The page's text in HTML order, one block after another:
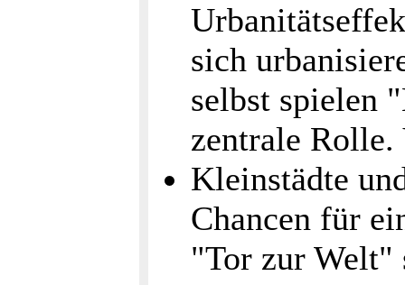
sich
selbst spielen
zentrale Rolle.
Kleinstädte
Chancen für
"Tor zur Welt"